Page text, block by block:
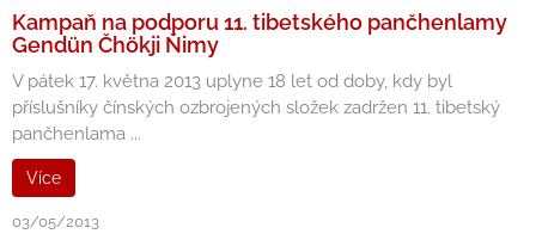
Kampaň na podporu 11. tibetského pančhenlamy
Gendün Čhökji Ňimy
V pátek 17. května 2013 uplyne 18 let od doby, kdy byl
příslušníky čínských ozbrojených složek zadržen 11. tibetský
pančhenlama ...
Více
03/05/2013